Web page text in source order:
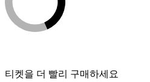
티켓을 더 빨리 구매하세요